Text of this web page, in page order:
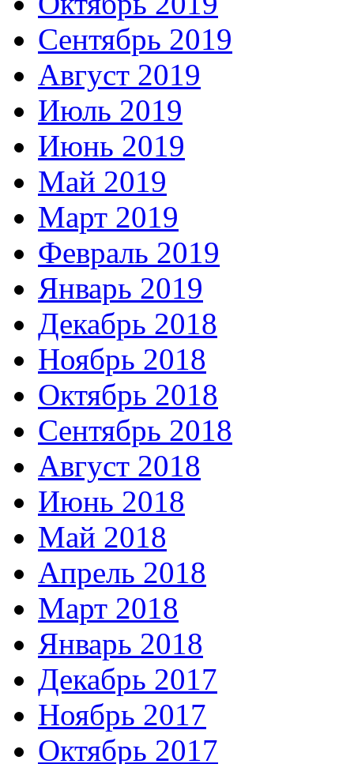
Сентябрь 2019
Август 2019
Июль 2019
Июнь 2019
Май 2019
Март 2019
Февраль 2019
Январь 2019
Декабрь 2018
Ноябрь 2018
Октябрь 2018
Сентябрь 2018
Август 2018
Июнь 2018
Май 2018
Апрель 2018
Март 2018
Январь 2018
Декабрь 2017
Ноябрь 2017
Октябрь 2017